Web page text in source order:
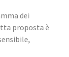
dei
proposta è